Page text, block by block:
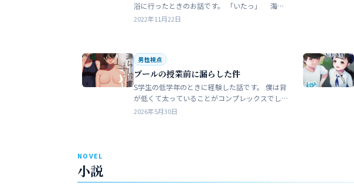
浴に行ったときのお話です。 「いたっ」 海水
浴場で泳いでいたら、友人のしいなが空瓶で足
2022年11月22日
男性視点
プールの授業前に漏らした件
S学生の低学年のときに経験した話です。 僕は背
が低くて太っていることがコンプレックスでし
た。普段は引っ込み思案で大人しい性格をして
2026年5月30日
NOVEL
小説